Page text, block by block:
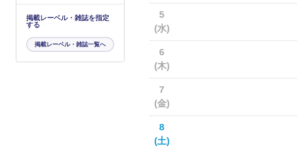
5
(水)
6
(木)
7
(金)
8
(土)
掲載レーベル・雑誌を指定
する
掲載レーベル・雑誌一覧へ